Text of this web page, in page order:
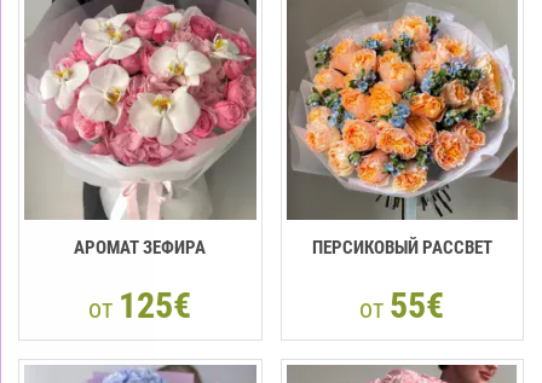
АРОМАТ ЗЕФИРА
от 125€
ПЕРСИКОВЫЙ РАССВЕТ
от 55€